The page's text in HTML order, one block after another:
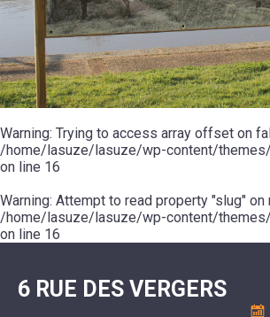
20ÈME
SIÈCLE
RÉUNIONS
DU
CONSEIL
MUNICIPAL
ARRÊTÉS
ET
DÉCISIONS
DU
MAIRE
MOT
DE
LA
MINORITÉ
LES
ÉCOLES
COLLÈGE
ESPACE
JEUNES
11
18
:
ASSOCIATION
COULÉE
DOUCE
ENVIRONNEMENT
L'EAU
ET
L'ASSAINISSEMENT
LA
RÉSIDENCE
AUTONOMIE
LE
CCAS
LA
POLICE
SÉCURITÉ
/
RISQUES
MAJEURS
DE
MUSIQUE
L'ÉCOLE
COMMUNAUTAIRE
DE
DANSE
LA
PISCINE
ASSOCIATIONS
VOIE
VERTE
VISITES
DÉCOUVERTES
LES
RANDONNÉES
LE
POUR
CAMPING-
CARS
TENTES
CARAVANES
LA
HALTE
FLUVIALE
LA
SUZE
Warning: Trying to access array offset on
/home/lasuze/lasuze/wp-content/
on line 16
Warning: Attempt to read property "slug" on
/home/lasuze/lasuze/wp-content/
on line 16
6 RUE DES VERGERS